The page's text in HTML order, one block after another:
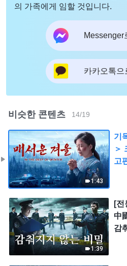
의 가족에게 임할 것입니다.
Messenger
카카오톡으
비슷한 콘텐츠 14/19
1:43
기
＞
고
1:39
[전
中
감